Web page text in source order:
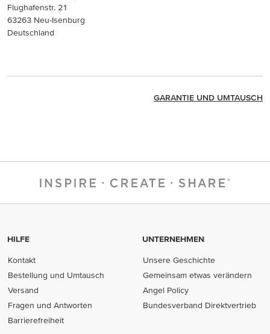
Flughafenstr. 21
63263 Neu-Isenburg
Deutschland
GARANTIE UND UMTAUSCH
HILFE
Kontakt
Bestellung und Umtausch
Versand
Fragen und Antworten
Barrierefreiheit
UNTERNEHMEN
Unsere Geschichte
Gemeinsam etwas verändern
Angel Policy
Bundesverband Direktvertrieb